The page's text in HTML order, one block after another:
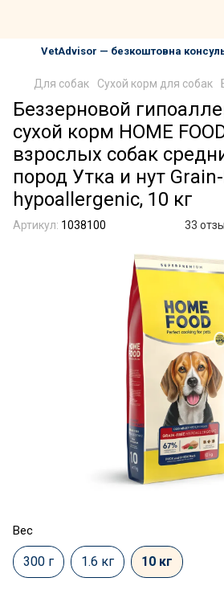
VetAdvisor — безкоштовна
Для собак Сухой корм для собак
Беззерновой
сухой корм HOME
взрослых собак
пород Утка и нут
hypoallergenic, 10 кг
Артикул: 1038100 33
Вес
300 г 1.6 кг 10 кг